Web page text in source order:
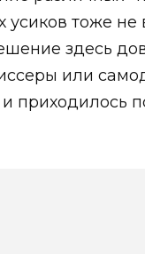
тоже не
здесь
или